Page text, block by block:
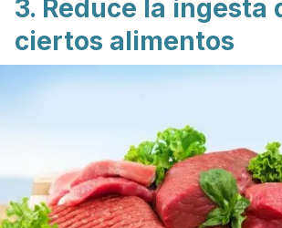
3. Reduce la ingesta
ciertos alimentos